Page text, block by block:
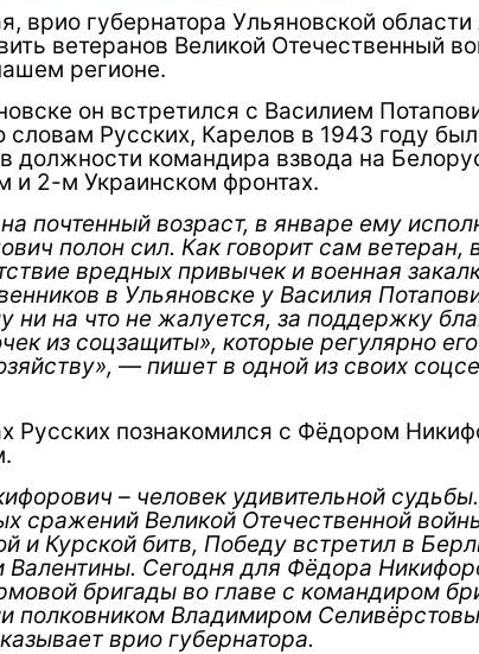
врио губернатора Ульяновской
ветеранов Великой Отечественный
регионе.
он встретился с Василием
Русских, Карелов в 1943 году был
должности командира взвода на
и 2-м Украинском фронтах.
почтенный возраст, в январе ему
полон сил. Как говорит сам ветеран,
вредных привычек и военная
в Ульяновске у Василия
ни на что не жалуется, за поддержку
из соцзащиты», которые регулярно
— пишет в одной из своих
Русских познакомился с Фёдором
– человек удивительной
сражений Великой Отечественной
и Курской битв, Победу встретил в
Валентины. Сегодня для Фёдора
бригады во главе с командиром
полковником Владимиром
врио губернатора.